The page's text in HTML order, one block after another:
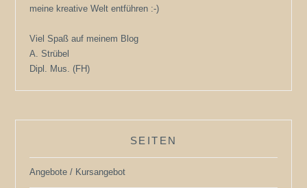
meine kreative Welt entführen :-)
Viel Spaß auf meinem Blog
A. Strübel
Dipl. Mus. (FH)
SEITEN
Angebote / Kursangebot